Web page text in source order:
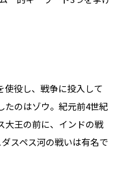
使役し、戦争に投入して
たのはゾウ。紀元前4世紀
大王の前に、インドの戦
スペス河の戦いは有名で